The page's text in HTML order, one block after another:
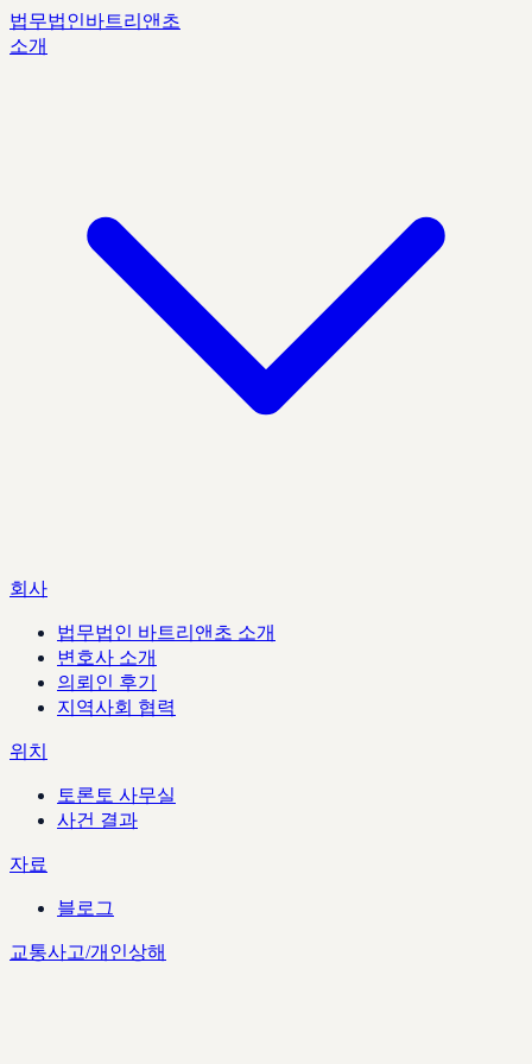
법무법인바트리앤초
소개
회사
법무법인 바트리앤초 소개
변호사 소개
의뢰인 후기
지역사회 협력
위치
토론토 사무실
사건 결과
자료
블로그
교통사고/개인상해